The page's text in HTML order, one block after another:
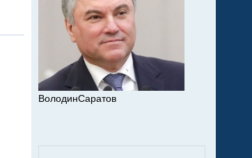
ВолодинСаратов